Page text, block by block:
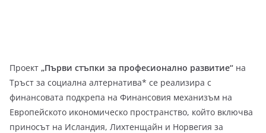
Проект „Първи стъпки за професионално развитие“ на
Тръст за социална алтернатива* се реализира с
финансовата подкрепа на Финансовия механизъм на
Европейското икономическо пространство, който включва
приносът на Исландия, Лихтенщайн и Норвегия за